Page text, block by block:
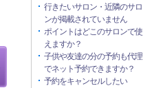
行きたいサロン・近隣のサロ
ンが掲載されていません
ポイントはどこのサロンで使
えますか？
子供や友達の分の予約も代理
でネット予約できますか？
予約をキャンセルしたい